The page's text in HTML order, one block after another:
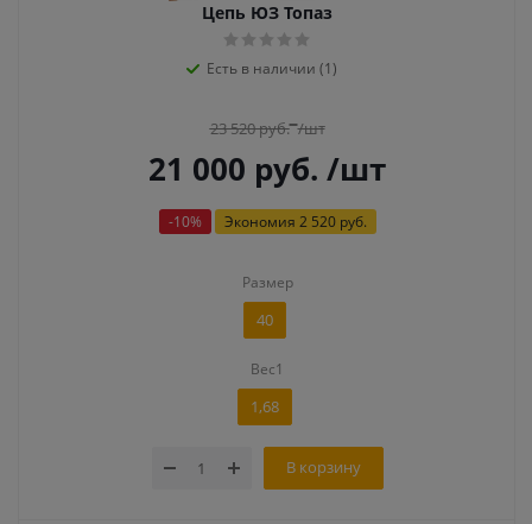
Цепь ЮЗ Топаз
Есть в наличии (1)
23 520руб. /шт
21 000 руб. /шт
-10% Экономия 2 520 руб.
Размер
40
Вес1
1,68
В корзину